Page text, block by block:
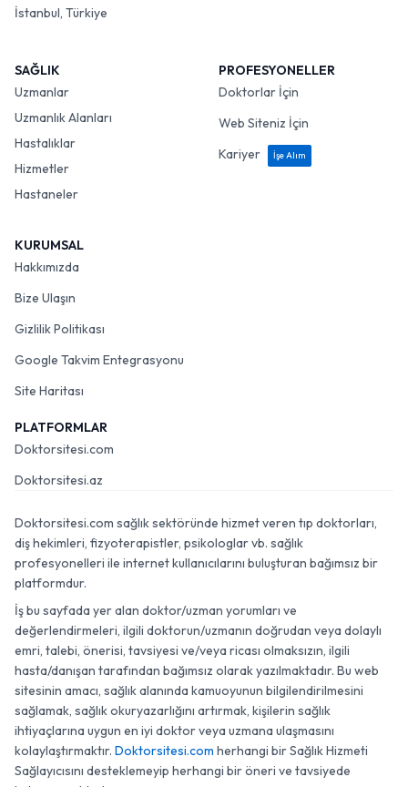
İstanbul, Türkiye
SAĞLIK
Uzmanlar
Uzmanlık Alanları
Hastalıklar
Hizmetler
Hastaneler
PROFESYONELLER
Doktorlar İçin
Web Siteniz İçin
Kariyer
İşe Alım
KURUMSAL
Hakkımızda
Bize Ulaşın
Gizlilik Politikası
Google Takvim Entegrasyonu
Site Haritası
PLATFORMLAR
Doktorsitesi.com
Doktorsitesi.az
Doktorsitesi.com sağlık sektöründe hizmet veren tıp doktorları,
diş hekimleri, fizyoterapistler, psikologlar vb. sağlık
profesyonelleri ile internet kullanıcılarını buluşturan bağımsız bir
platformdur.
İş bu sayfada yer alan doktor/uzman yorumları ve
değerlendirmeleri, ilgili doktorun/uzmanın doğrudan veya dolaylı
emri, talebi, önerisi, tavsiyesi ve/veya ricası olmaksızın, ilgili
hasta/danışan tarafından bağımsız olarak yazılmaktadır. Bu web
sitesinin amacı, sağlık alanında kamuoyunun bilgilendirilmesini
sağlamak, sağlık okuryazarlığını artırmak, kişilerin sağlık
ihtiyaçlarına uygun en iyi doktor veya uzmana ulaşmasını
kolaylaştırmaktır. Doktorsitesi.com herhangi bir Sağlık Hizmeti
Sağlayıcısını desteklemeyip herhangi bir öneri ve tavsiyede